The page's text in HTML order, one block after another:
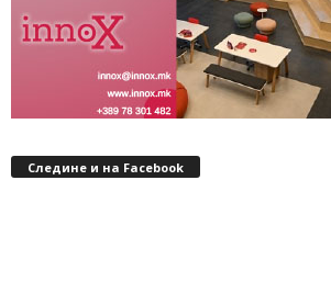
Следине и на Facebook